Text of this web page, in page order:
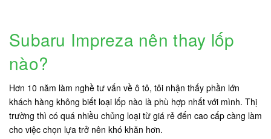
Subaru Impreza nên thay lốp
nào?
Hơn 10 năm làm nghề tư vấn về ô tô, tôi nhận thấy phần lớn
khách hàng không biết loại lốp nào là phù hợp nhất với mình. Thị
trường thì có quá nhiều chủng loại từ giá rẻ đến cao cấp càng làm
cho việc chọn lựa trở nên khó khăn hơn.